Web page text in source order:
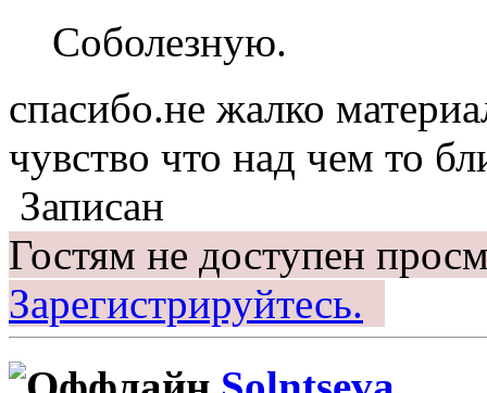
Соболезную.
спасибо.не жалко
чувство что над чем то
Записан
Гостям не доступен
Зарегистрируйтесь.